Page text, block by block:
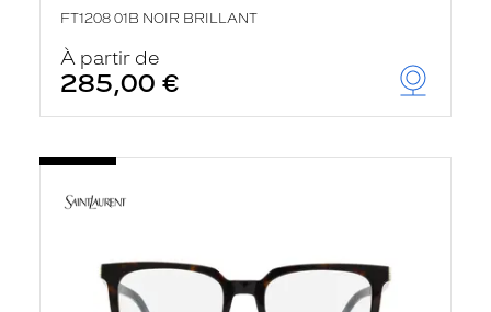
FT1208 01B NOIR BRILLANT
À partir de
285,00 €